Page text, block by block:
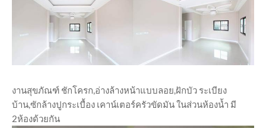
งานสุขภัณฑ์ ชักโครก,อ่างล้างหน้าแบบลอย,ฝักบัว ระเบียง
บ้าน,ซักล้างปูกระเบื้อง เคาน์เตอร์ครัวขัดมัน ในส่วนห้องน้ำ มี
2ห้องด้วยกัน